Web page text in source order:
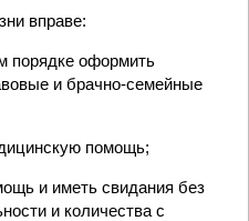
вправе:
порядке оформить
и брачно-семейные
помощь;
и иметь свидания без
и количества с